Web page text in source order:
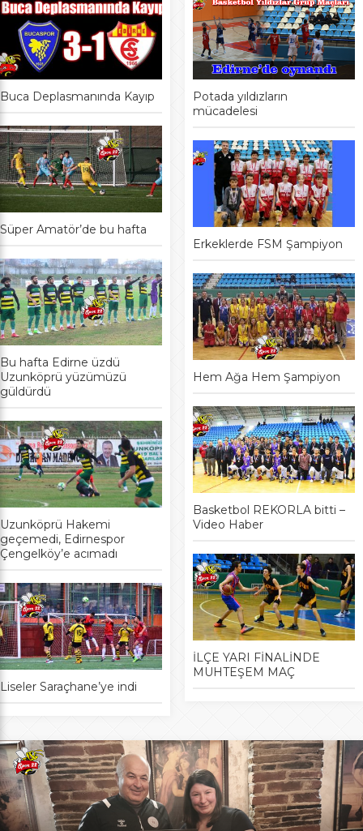
Buca Deplasmanında Kayıp
Süper Amatör’de bu hafta
Bu hafta Edirne üzdü
Uzunköprü yüzümüzü
güldürdü
Uzunköprü Hakemi
geçemedi, Edirnespor
Çengelköy’e acımadı
Liseler Saraçhane’ye indi
Potada yıldızların
mücadelesi
Erkeklerde FSM Şampiyon
Hem Ağa Hem Şampiyon
Basketbol REKORLA bitti –
Video Haber
İLÇE YARI FİNALİNDE
MUHTEŞEM MAÇ